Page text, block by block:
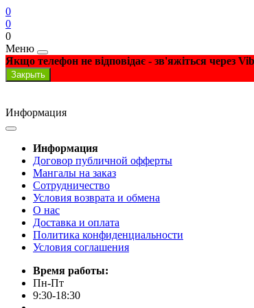
0
0
0
Меню
Якщо телефон не відповідає - зв'яжіться через
Закрыть
Информация
Информация
Договор публичной офферты
Мангалы на заказ
Сотрудничество
Условия возврата и обмена
О нас
Доставка и оплата
Политика конфиденциальности
Условия соглашения
Время работы:
Пн-Пт
9:30-18:30